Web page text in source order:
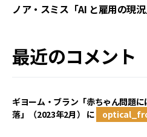
ノア・スミス「AI と雇用の現況
最近のコメント
ギヨーム・ブラン「赤ちゃん問題
落」（2023年2月） に